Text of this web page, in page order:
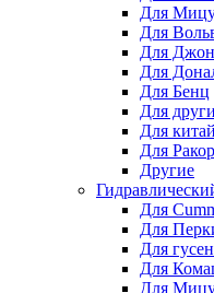
Для
Для
Для
Для
Для Бенц
Для
Для
Для
Другие
Для
Для
Для
Для
Для